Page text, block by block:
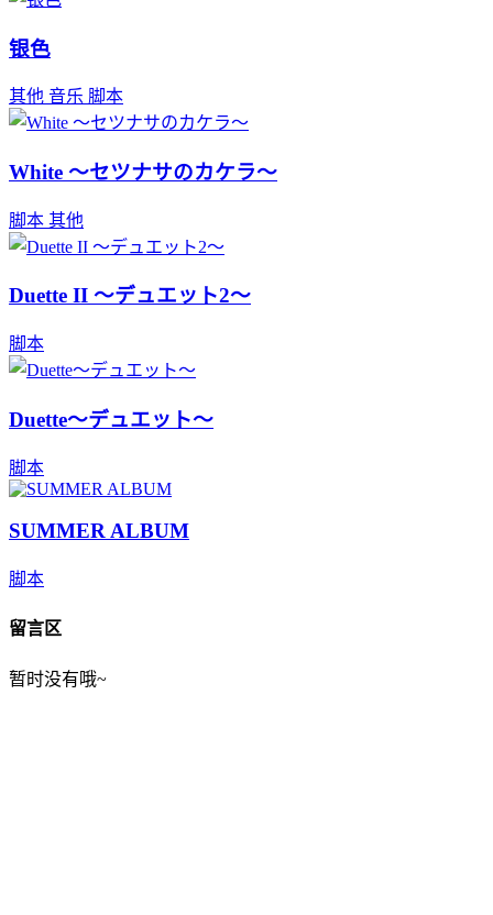
银色
其他 音乐 脚本
White ～セツナサのカケラ～
脚本 其他
Duette II ～デュエット2～
脚本
Duette～デュエット～
脚本
SUMMER ALBUM
脚本
留言区
暂时没有哦~